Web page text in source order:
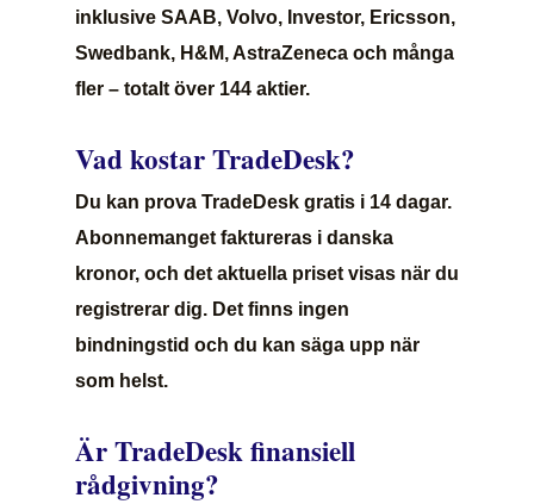
inklusive SAAB, Volvo, Investor, Ericsson,
Swedbank, H&M, AstraZeneca och många
fler – totalt över 144 aktier.
Vad kostar TradeDesk?
Du kan prova TradeDesk gratis i 14 dagar.
Abonnemanget faktureras i danska
kronor, och det aktuella priset visas när du
registrerar dig. Det finns ingen
bindningstid och du kan säga upp när
som helst.
Är TradeDesk finansiell
rådgivning?